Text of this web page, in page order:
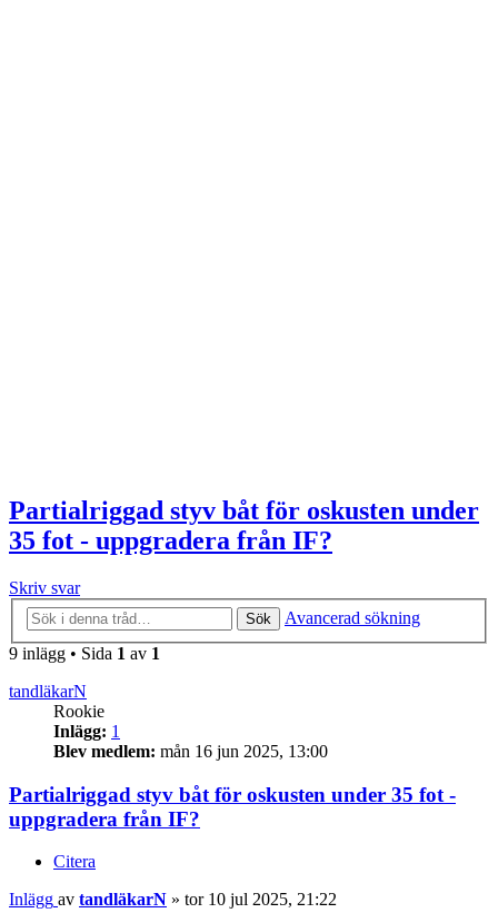
Partialriggad styv båt för oskusten under
35 fot - uppgradera från IF?
Skriv svar
Sök
Avancerad sökning
9 inlägg • Sida 1 av 1
tandläkarN
Rookie
Inlägg: 1
Blev medlem: mån 16 jun 2025, 13:00
Partialriggad styv båt för oskusten under 35 fot -
uppgradera från IF?
Citera
Inlägg av tandläkarN » tor 10 jul 2025, 21:22